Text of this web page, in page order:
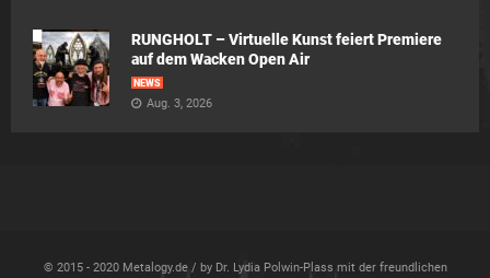
RUNGHOLT – Virtuelle Kunst feiert Premiere
auf dem Wacken Open Air
NEWS
Aug. 3, 2026
© 2015 - 2020 Metalogy.de / by Dr. Lydia Polwin-Plass mit der freundlichen